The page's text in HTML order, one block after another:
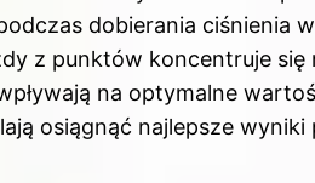
dobierania ciśnienia
z punktów koncentruje się
na optymalne
osiągnąć najlepsze wyniki